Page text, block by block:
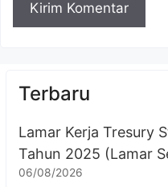
Terbaru
Lamar Kerja Tresury
Tahun 2025 (Lamar
06/08/2026